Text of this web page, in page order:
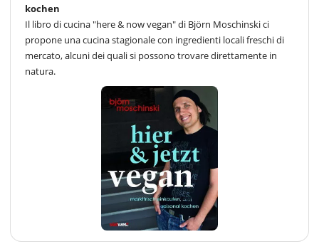
kochen
Il libro di cucina "here & now vegan" di Björn Moschinski ci
propone una cucina stagionale con ingredienti locali freschi di
mercato, alcuni dei quali si possono trovare direttamente in
natura.